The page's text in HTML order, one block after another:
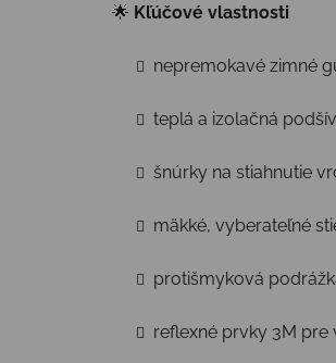
🌟 Kľúčové vlastnosti
nepremokavé zimné
teplá a izolačná
šnúrky na stiahnutie
mäkké, vyberateľné
protišmyková
reflexné prvky 3M pre